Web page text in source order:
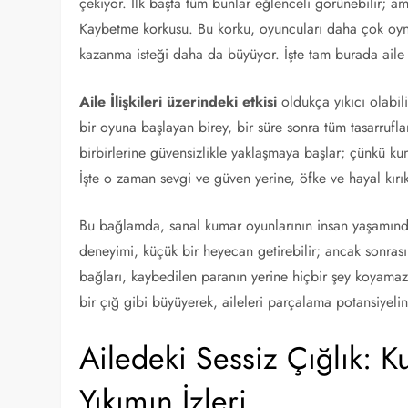
Kaybetme korkusu. Bu korku, oyuncuları daha çok
kazanma isteği daha da büyüyor. İşte tam burada
Aile İlişkileri üzerindeki etkisi oldukça yıkıcı
bir oyuna başlayan birey, bir süre sonra tüm
birbirlerine güvensizlikle yaklaşmaya başlar; çünkü
İşte o zaman sevgi ve güven yerine, öfke ve hayal
Bu bağlamda, sanal kumar oyunlarının insan
deneyimi, küçük bir heyecan getirebilir; ancak
bağları, kaybedilen paranın yerine hiçbir şey
bir çığ gibi büyüyerek, aileleri parçalama
Ailedeki Sessiz Çığlık: